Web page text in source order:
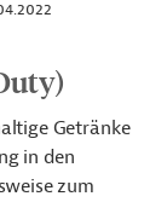
Getränke
in den
zum